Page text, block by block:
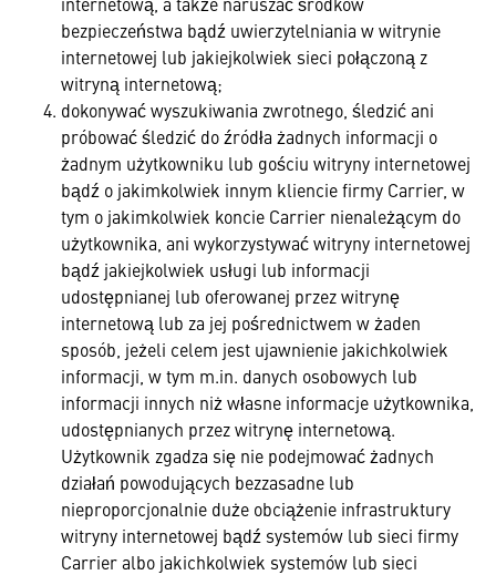
bezpieczeństwa bądź uwierzytelniania w witrynie
internetowej lub jakiejkolwiek sieci połączoną z
witryną internetową;
dokonywać wyszukiwania zwrotnego, śledzić ani
próbować śledzić do źródła żadnych informacji o
żadnym użytkowniku lub gościu witryny internetowej
bądź o jakimkolwiek innym kliencie firmy Carrier, w
tym o jakimkolwiek koncie Carrier nienależącym do
użytkownika, ani wykorzystywać witryny internetowej
bądź jakiejkolwiek usługi lub informacji
udostępnianej lub oferowanej przez witrynę
internetową lub za jej pośrednictwem w żaden
sposób, jeżeli celem jest ujawnienie jakichkolwiek
informacji, w tym m.in. danych osobowych lub
informacji innych niż własne informacje użytkownika,
udostępnianych przez witrynę internetową.
Użytkownik zgadza się nie podejmować żadnych
działań powodujących bezzasadne lub
nieproporcjonalnie duże obciążenie infrastruktury
witryny internetowej bądź systemów lub sieci firmy
Carrier albo jakichkolwiek systemów lub sieci